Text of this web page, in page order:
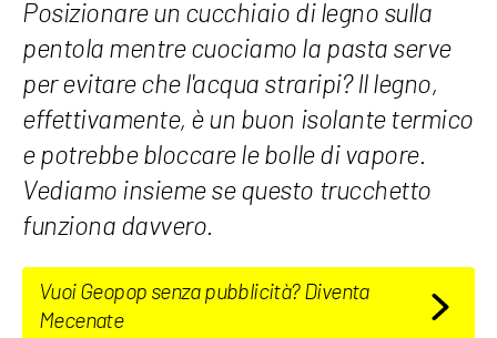
Posizionare un cucchiaio di legno sulla
pentola mentre cuociamo la pasta serve
per evitare che l'acqua straripi? Il legno,
effettivamente, è un buon isolante termico
e potrebbe bloccare le bolle di vapore.
Vediamo insieme se questo trucchetto
funziona davvero.
Vuoi Geopop senza pubblicità? Diventa
Mecenate